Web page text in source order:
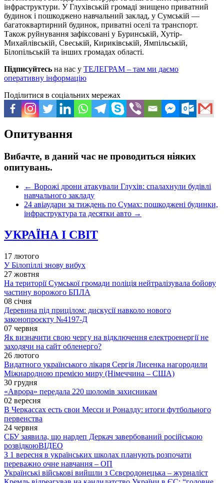
інфраструктури. У Глухівській громаді знищено приватний
будинок і пошкоджено навчальний заклад, у Сумській —
багатоквартирний будинок, приватні оселі та транспорт.
Також руйнування зафіксовані у Буринській, Хутір-
Михайлівській, Свеській, Кириківській, Ямпільській,
Білопільській та інших громадах області.
Підписуйтесь на нас у ТЕЛЕГРАМ – там ми даємо
оперативну інформацію
Поділитися в соціальних мережах
Опитування
Вибачте, в даний час не проводиться ніяких
опитувань.
← Ворожі дрони атакували Глухів: спалахнули будівлі
навчального закладу
24 авіаудари за тиждень по Сумах: пошкоджені будинки,
інфраструктура та десятки авто →
УКРАЇНА І СВІТ
17 лютого
У Білопіллі знову вибух
27 жовтня
На території Сумської громади поліція нейтралізувала бойову
частину ворожого БПЛА
08 січня
Деревина під прицілом: дискусії навколо нового
законопроєкту №4197-Д
07 червня
Як визначити свою чергу на відключення електроенергії не
заходячи на сайт обленерго?
26 лютого
Видатного українського лікаря Сергія Лисенка нагородили
Міжнародною премією миру (Німеччина – США)
30 грудня
«Аврора» передала 220 шоломів захисникам
02 вересня
В Черкассах есть свои Месси и Роналду: итоги футбольного
первенства
24 червня
СБУ заявила, що нардеп Деркач завербований російською
розвідкоюВІДЕО
З 1 вересня в українських школах планують розпочати
переважно очне навчання – ОП
Українські військові вийшли з Сєвєродонецька – журналіст